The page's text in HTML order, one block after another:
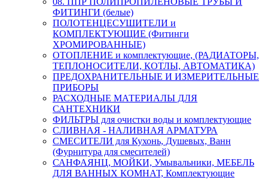
ФИТИНГИ (белые)
ПОЛОТЕНЦЕСУШИТЕЛИ и
КОМПЛЕКТУЮЩИЕ (Фитинги
ХРОМИРОВАННЫЕ)
ОТОПЛЕНИЕ и комплектующие, (РАДИАТОРЫ,
ТЕПЛОНОСИТЕЛИ, КОТЛЫ, АВТОМАТИКА)
ПРЕДОХРАНИТЕЛЬНЫЕ И ИЗМЕРИТЕЛЬНЫЕ
ПРИБОРЫ
РАСХОДНЫЕ МАТЕРИАЛЫ ДЛЯ
САНТЕХНИКИ
ФИЛЬТРЫ для очистки воды и комплектующие
СЛИВНАЯ - НАЛИВНАЯ АРМАТУРА
СМЕСИТЕЛИ для Кухонь, Душевых, Ванн
(Фурнитура для смесителей)
САНФАЯНЦ, МОЙКИ, Умывальники, МЕБЕЛЬ
ДЛЯ ВАННЫХ КОМНАТ, Комплектующие